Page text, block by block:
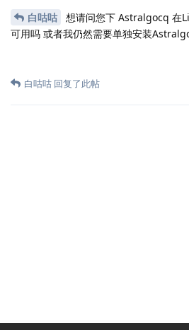
白咕咕
想请问您下 Astralgocq 在
可用吗 或者我仍然需要单独安装
白咕咕 回复了此帖